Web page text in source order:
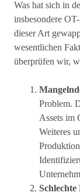
Was hat sich in
insbesondere
dieser Art
wesentlichen
überprüfen wir,
Problem.
Assets im
Weiteres